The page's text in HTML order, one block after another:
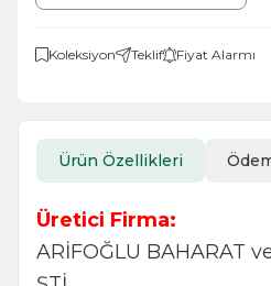
Koleksiyon Teklif Fiyat Alarmı
Ürün Özellikleri
Üretici Firma:
ARİFOĞLU BAHARAT